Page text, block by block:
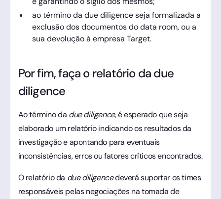
ao término da due diligence seja formalizada a
exclusão dos documentos do data room, ou a
sua devolução à empresa Target.
Por fim, faça o relatório da due
diligence
Ao término da due diligence, é esperado que seja
elaborado um relatório indicando os resultados da
investigação e apontando para eventuais
inconsistências, erros ou fatores críticos encontrados.
O relatório da due diligencedeverá suportar os times
responsáveis pelas negociações na tomada de